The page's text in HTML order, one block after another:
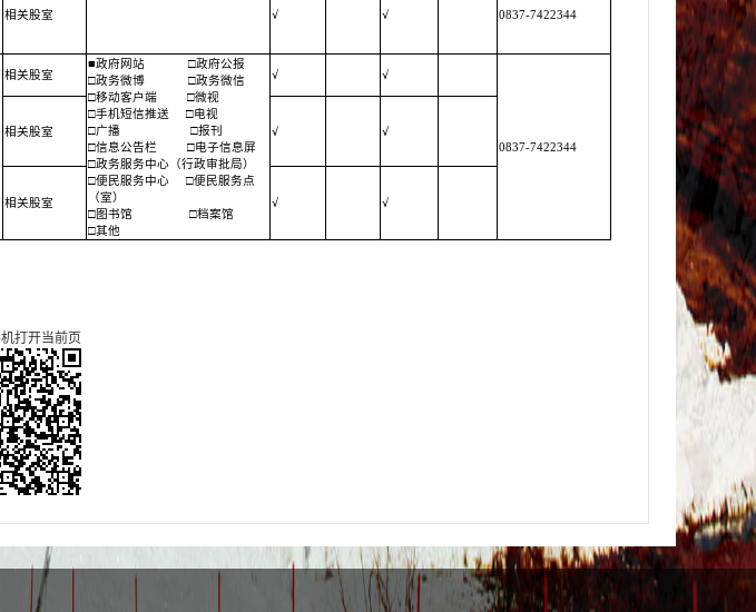
相关股室 √ √ 0837-7422344
相关股室
■政府网站
□政府公报
□政务微博
□政务微信
□移动客户端
□微视
□手机短信推送
□电视
□广播
□报刊
□信息公告栏
□电子信息屏
□政务服务中心（行政审批局）
□便民服务中心
□便民服务点
（室）
□图书馆
□档案馆
□其他
√ √
0837-7422344
相关股室 √ √
相关股室 √ √
打开当前页